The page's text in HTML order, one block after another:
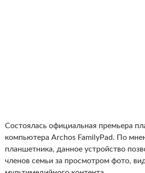
Состоялась официальная премьера
компьютера Archos FamilyPad. По
планшетника, данное устройство
членов семьи за просмотром фото,